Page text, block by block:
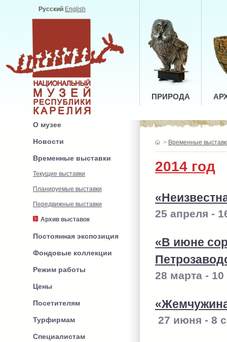
Русский English
ПРИРОДА
О музее
Новости
Временные выставки
Текущие выставки
Планируемые выставки
Передвижные выставки
Архив выставок
Постоянная экспозиция
Фондовые коллекции
Режим работы
Цены
Посетителям
Турфирмам
Специалистам
> Временные
2014 год
25 апреля -
«В июне
28 марта -
27 июня - 8